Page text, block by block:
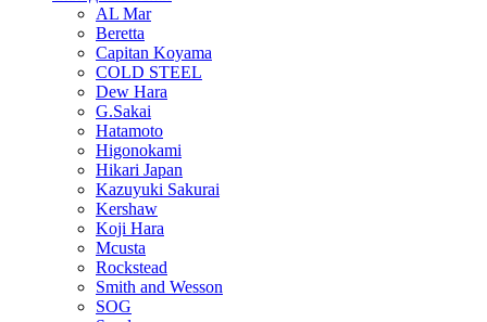
AL Mar
Beretta
Capitan Koyama
COLD STEEL
Dew Hara
G.Sakai
Hatamoto
Higonokami
Hikari Japan
Kazuyuki Sakurai
Kershaw
Koji Hara
Mcusta
Rockstead
Smith and Wesson
SOG